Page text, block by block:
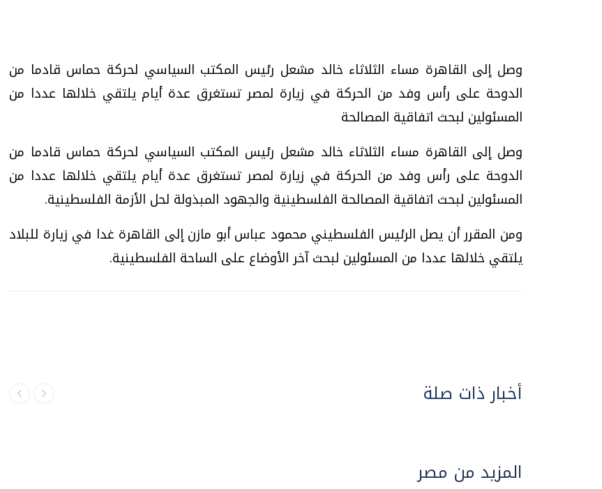
وصل إلى القاهرة مساء الثلاثاء خالد مشعل رئيس المكتب السياسي لحركة حماس قادما من
الدوحة على رأس وفد من الحركة في زيارة لمصر تستغرق عدة أيام يلتقي خلالها عددا من
المسئولين لبحث اتفاقية المصالحة
وصل إلى القاهرة مساء الثلاثاء خالد مشعل رئيس المكتب السياسي لحركة حماس قادما من
الدوحة على رأس وفد من الحركة في زيارة لمصر تستغرق عدة أيام يلتقي خلالها عددا من
المسئولين لبحث اتفاقية المصالحة الفلسطينية والجهود المبذولة لحل الأزمة الفلسطينية.
ومن المقرر أن يصل الرئيس الفلسطيني محمود عباس أبو مازن إلى القاهرة غدا في زيارة للبلاد
يلتقي خلالها عددا من المسئولين لبحث آخر الأوضاع على الساحة الفلسطينية.
أخبار ذات صلة
المزيد من مصر
تحقيقات وحوارات
دليلك للتنسيق الجامعي .. تساؤلات
وإجابات
السبت، 01 اغسطس 2026 10:25 ص
تحقيقات وحوارات
فيديو.. الإعلام الرقمي.. تقنيات واعدة
وتحديات هائلة
الخميس، 30 يوليو 2026 01:09 م
تحقيقات وحوارات
موجات الطقس الساخنة.. لماذا تحدث وكيف